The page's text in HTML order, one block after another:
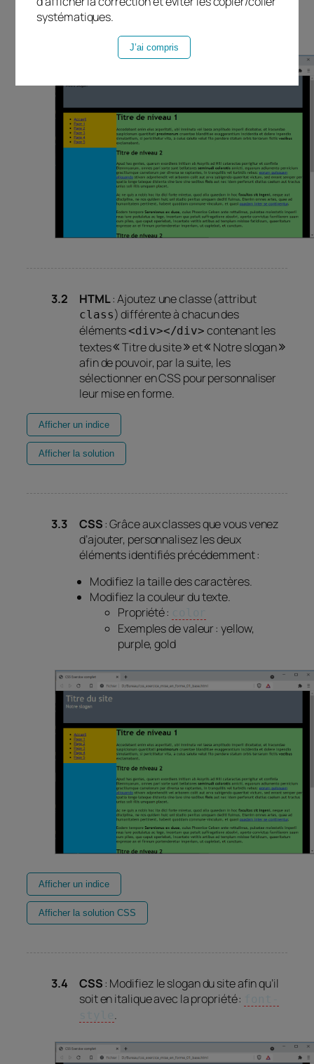
systématiques.
J’ai compris
Modifiez la couleur d’arrière-plan de la
zone d’en-tête.
HTML: Ajoutez une classe (attribut
class) différente à chacun des
éléments<div></div> contenant les
textes Titre du site et
Notre slogan
afin de pouvoir, par la suite, les
sélectionner en CSS pour personnaliser
leur mise en forme.
Afficher un indice
Afficher la solution
CSS: Grâce aux classes que vous venez
d’ajouter, personnalisez les deux
éléments identifiés précédemment :
Modifiez la taille des caractères.
Modifiez la couleur du texte.
Propriété :
Exemples de valeur : yellow,
purple, gold
Afficher un indice
Afficher la solution CSS
CSS: Modifiez le slogan du site afin qu’il
soit en italique avec la propriété :
.